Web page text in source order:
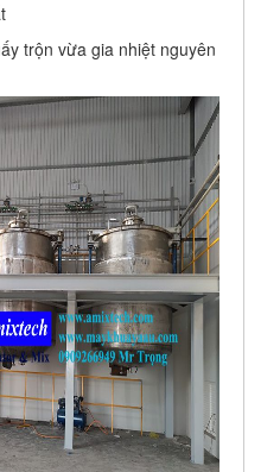
trộn vừa gia nhiệt nguyên